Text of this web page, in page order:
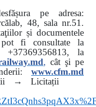
pe adresa:
48, sala nr.51.
și documentele
pot fi consultate la
+37369356813, la
, cât şi pe
www.cfm.md
→ Licitații